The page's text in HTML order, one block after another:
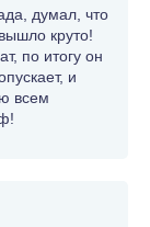
думал, что
круто!
по итогу он
и
всем